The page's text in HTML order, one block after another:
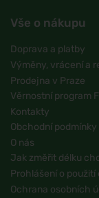
Vše o nákupu
Doprava a platby
Výměny, vrácení a
Prodejna v Praze
Věrnostní program
Kontakty
Obchodní podmínky
O nás
Jak změřit délku
Prohlášení o použití
Ochrana osobních